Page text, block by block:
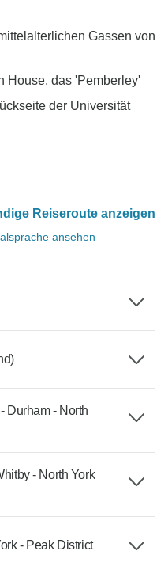
Gassen von
House, das 'Pemberley'
der Universität
Reiseroute anzeigen
ansehen
Durham - North
- North York
- Peak District